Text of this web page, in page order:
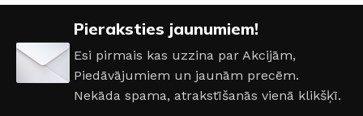
Visām veramām iekšdurvīm –
rokturis dāvanā!
*Rokturiem cenā līdz 15€
Pieraksties jaunumiem!
Esi pirmais kas uzzina par Akcijām,
Piedāvājumiem un jaunām precēm.
Nekāda spama, atrakstīšanās vienā klikšķī.